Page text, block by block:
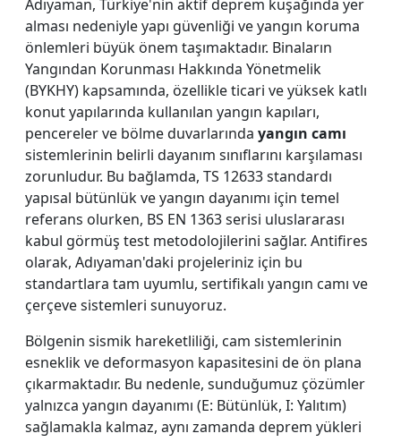
Adıyaman, Türkiye'nin aktif deprem kuşağında yer
alması nedeniyle yapı güvenliği ve yangın koruma
önlemleri büyük önem taşımaktadır. Binaların
Yangından Korunması Hakkında Yönetmelik
(BYKHY) kapsamında, özellikle ticari ve yüksek katlı
konut yapılarında kullanılan yangın kapıları,
pencereler ve bölme duvarlarında yangın camı
sistemlerinin belirli dayanım sınıflarını karşılaması
zorunludur. Bu bağlamda, TS 12633 standardı
yapısal bütünlük ve yangın dayanımı için temel
referans olurken, BS EN 1363 serisi uluslararası
kabul görmüş test metodolojilerini sağlar. Antifires
olarak, Adıyaman'daki projeleriniz için bu
standartlara tam uyumlu, sertifikalı yangın camı ve
çerçeve sistemleri sunuyoruz.
Bölgenin sismik hareketliliği, cam sistemlerinin
esneklik ve deformasyon kapasitesini de ön plana
çıkarmaktadır. Bu nedenle, sunduğumuz çözümler
yalnızca yangın dayanımı (E: Bütünlük, I: Yalıtım)
sağlamakla kalmaz, aynı zamanda deprem yükleri